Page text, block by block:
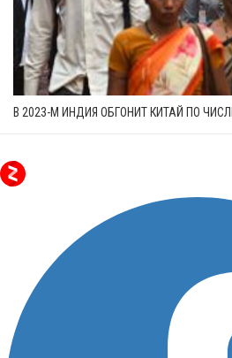
В 2023-М ИНДИЯ ОБГОНИТ КИТАЙ ПО